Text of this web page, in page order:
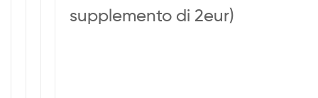
supplemento di 2eur)